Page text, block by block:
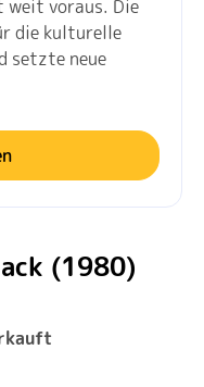
weit voraus. Die
die kulturelle
setzte neue
(1980)